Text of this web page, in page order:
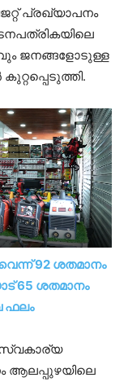
പ്രഖ്യാപനം
ജനങ്ങളോടുള്ള
92 ശതമാനം
65 ശതമാനം
ഫലം
സ്വകാര്യ
ആലപ്പുഴയിലെ